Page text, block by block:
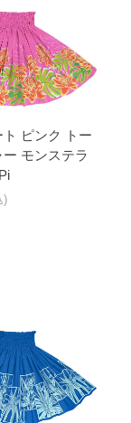
ピンク トー
モンステラ
)